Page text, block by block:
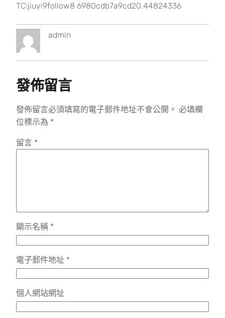
TC:jiuyi9follow8 6980cdb7a9cd20.44824336
admin
發佈留言
發佈留言必須填寫的電子郵件地址不會公開。 必填欄
位標示為 *
留言 *
顯示名稱 *
電子郵件地址 *
個人網站網址